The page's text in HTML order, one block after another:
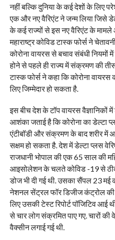
नहीं बल्कि दुनिया के कई देशों के लिए
एक और नए वैरिएंट ने जन्म लिया जिसे
के कई राज्यों से इस नए वैरिएंट के
महाराष्ट्र कोविड टास्क फोर्स ने
कोरोना वायरस से बचाव संबंधी नियमों
होने से पहले ही राज्य में संक्रमण की
टास्क फोर्स ने कहा कि कोरोना
लिए जिम्मेदार हो सकता है.
इस बीच देश के टॉप वायरस वैज्ञानिकों
आशंका जताई है कि कोरोना का डेल्टा
एंटीबॉडी और संक्रमण के बाद शरीर में
सक्षम हो सकता है. देश में डेल्टा प्लस
राजधानी भोपाल की एक 65 साल की
आइसोलेशन के चलते कोविड -19 से
डोज भी दी गई थी. उसका सैंपल 23 मई
नेशनल सेंट्रल फॉर डिजीज कंट्रोल की
लिए उसकी टेस्ट रिपोर्ट पॉजिटिव आई
से चार लोग संक्रमित पाए गए. चारों की
वैक्सीन लगाई गई थी.